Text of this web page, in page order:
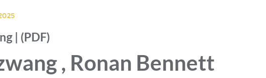
| (PDF)
, Ronan Bennett